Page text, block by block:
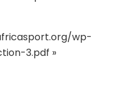
wp-
3.pdf »